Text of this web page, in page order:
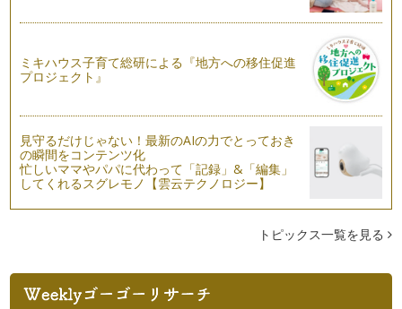
ミキハウス子育て総研による『地方への移住促進
プロジェクト』
見守るだけじゃない！最新のAIの力でとっておき
の瞬間をコンテンツ化
忙しいママやパパに代わって「記録」&「編集」
してくれるスグレモノ【雲云テクノロジー】
トピックス一覧を見る